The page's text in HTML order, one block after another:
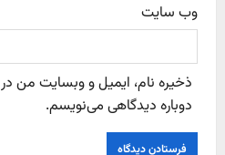
وب‌ سایت
ذخیره نام، ایمیل و وبسایت من در
دوباره دیدگاهی می‌نویسم.